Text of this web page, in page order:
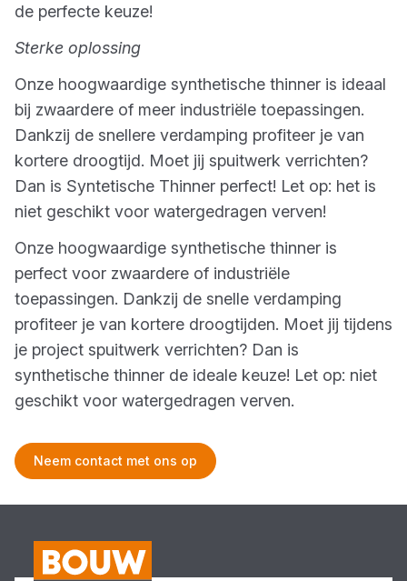
de perfecte keuze!
Sterke oplossing
Onze hoogwaardige synthetische thinner is ideaal
bij zwaardere of meer industriële toepassingen.
Dankzij de snellere verdamping profiteer je van
kortere droogtijd. Moet jij spuitwerk verrichten?
Dan is Syntetische Thinner perfect! Let op: het is
niet geschikt voor watergedragen verven!
Onze hoogwaardige synthetische thinner is
perfect voor zwaardere of industriële
toepassingen. Dankzij de snelle verdamping
profiteer je van kortere droogtijden. Moet jij tijdens
je project spuitwerk verrichten? Dan is
synthetische thinner de ideale keuze! Let op: niet
geschikt voor watergedragen verven.
Neem contact met ons op